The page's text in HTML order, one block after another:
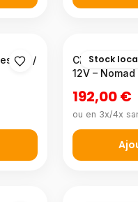
AM /
Stock
Chargeur
12V –
192,00 €
ou en 3x/4x